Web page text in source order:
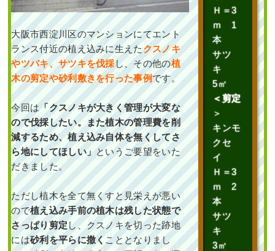
とウッドデッキへの
「植栽」を6人2日で
実施した事例｜大阪府
大阪市此花区A様
作業前 作業後 玄関前の
続きを読む
2025年5月22日 /大阪市此花区,
植栽,大阪市, 大阪府 常緑樹ハ行,
常緑樹マ行
,花壇作成 ,大阪府 ,植
大阪市西淀川区のマンションにてエント
ランス付近の植え込みに生えた クスノキ
やツバキ、サツキを伐採 し、その他の植
木の剪定や砂利敷きを行った事例です。
今回は 「クスノキが大きく管理が大変な
ので伐採したい。また植木の管理費を削
減するため、植え込み自体を無くしてさ
ら地にしてほしい」 というご要望をいた
だきました。
ただし植木を全て無くすと見栄えが悪い
ので植え込み手前の植木は残した状態で
さっぱり剪定 し、クスノキを切った跡地
には砂利を平らに撒く こととなりまし
Ｈ＝3
ｍ 1
本
サツ
キ
5㎡
＜剪定
＞
キンモ
クセ
イ
Ｈ＝3
ｍ 2
本
サツ
キ
3㎡